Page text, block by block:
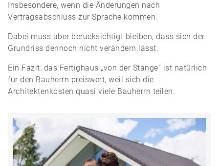
Insbesondere, wenn die Änderungen nach
Vertragsabschluss zur Sprache kommen.
Dabei muss aber berücksichtigt bleiben, dass sich der
Grundriss dennoch nicht verändern lässt.
Ein Fazit: das Fertighaus „von der Stange“ ist natürlich
für den Bauherrn preiswert, weil sich die
Architektenkosten quasi viele Bauherrn teilen.